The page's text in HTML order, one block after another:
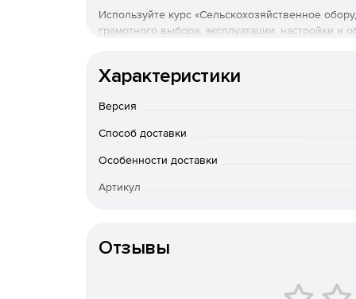
Используйте курс «Сельскохозяйственное
грамотного выбора, эксплуатации, настройки
Целевая аудитория
механизаторы и трактористы;
фермеры и владельцы личных подсобных
менеджеры по продажам
Характеристики
Версия
Способ доставки
Особенности доставки
Артикул
Отзывы